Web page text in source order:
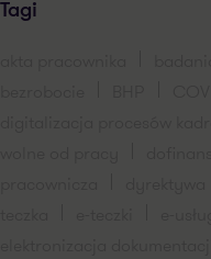
Tagi